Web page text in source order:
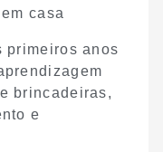
primeiros anos
brincadeiras,
e